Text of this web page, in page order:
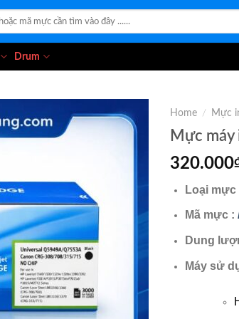
Drum
Home / Mực
Mực máy
320.000
Loại mực
Mã mực :
Dung
Máy sử